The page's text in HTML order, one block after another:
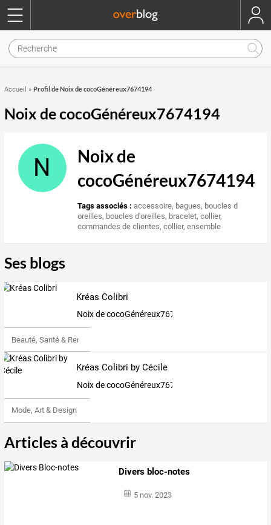
Accueil » Profil de Noix de cocoGénéreux7674194
Noix de cocoGénéreux7674194
N
Noix de
cocoGénéreux7674194
Tags associés : accessoire, bagues, boucles d
oreilles, boucles d'oreilles, bracelet,collier,
commandes de clientes,collier,ensemble
Ses blogs
Kréas Colibri
Noix de cocoGénéreux7674194
Beauté, Santé & Remise en forme
Kréas Colibri by Cécile
Noix de cocoGénéreux7674194
Mode, Art & Design
Articles à découvrir
Divers bloc-notes
5 nov. 2023